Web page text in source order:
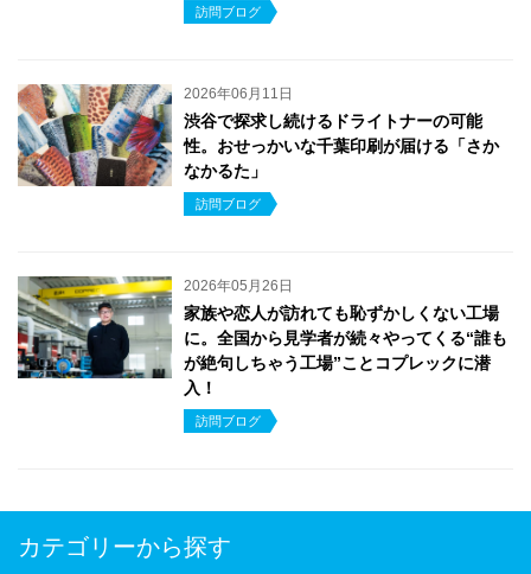
訪問ブログ
2026年06月11日
渋谷で探求し続けるドライトナーの可能
性。おせっかいな千葉印刷が届ける「さか
なかるた」
訪問ブログ
2026年05月26日
家族や恋人が訪れても恥ずかしくない工場
に。全国から見学者が続々やってくる“誰も
が絶句しちゃう工場”ことコプレックに潜
入！
訪問ブログ
カテゴリーから探す